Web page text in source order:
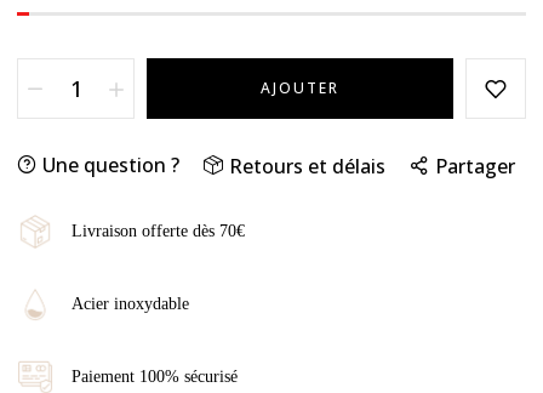
AJOUTER
Une question ? Retours et délais Partager
Livraison offerte dès 70€
Acier inoxydable
Paiement 100% sécurisé